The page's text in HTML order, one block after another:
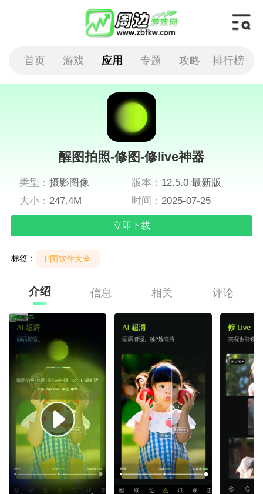
首页 游戏 应用 专题 攻略 排行榜
醒图拍照-修图-修live神器
类型： 摄影图像 版本： 12.5.0 最新版
大小： 247.4M 时间： 2025-07-25
立即下载
标签： P图软件大全
介绍 信息 相关 评论